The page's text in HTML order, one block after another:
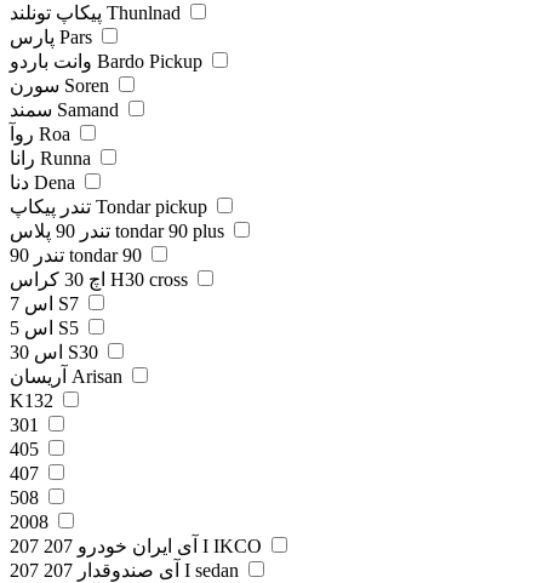
پیکاپ تونلند Thunlnad
پارس Pars
وانت باردو Bardo Pickup
سورن Soren
سمند Samand
روآ Roa
رانا Runna
دنا Dena
تندر پیکاپ Tondar pickup
تندر 90 پلاس tondar 90 plus
تندر 90 tondar 90
اچ 30 کراس H30 cross
اس 7 S7
اس 5 S5
اس 30 S30
آریسان Arisan
K132
301
405
407
508
2008
207 آی ایران خودرو 207 I IKCO
207 آی صندوقدار 207 I sedan